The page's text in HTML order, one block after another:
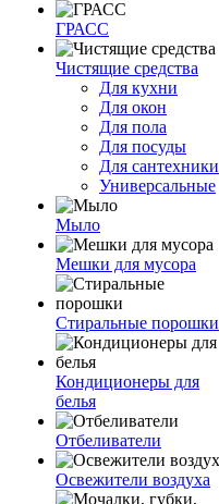
ГРАСС
Чистящие средства
Для кухни
Для окон
Для пола
Для посуды
Для сантехники
Универсальные
Мыло
Мешки для мусора
Стиральные порошки
Кондиционеры для
белья
Отбеливатели
Освежители воздуха